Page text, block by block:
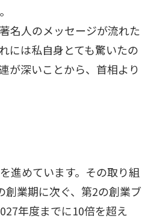
名人のメッセージが流れた
には私自身とても驚いたの
が深いことから、首相より
進めています。その取り組
業期に次ぐ、第2の創業ブ
年度までに10倍を超え